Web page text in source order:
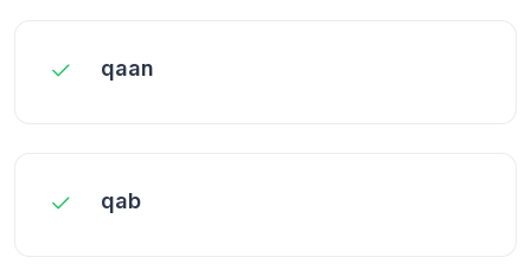
qaan
qab